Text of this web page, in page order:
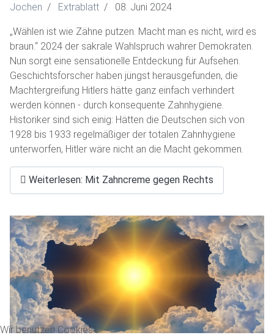
Jochen Extrablatt 08. Juni 2024
„Wählen ist wie Zähne putzen. Macht man es nicht, wird es
braun.“ 2024 der sakrale Wahlspruch wahrer Demokraten.
Nun sorgt eine sensationelle Entdeckung für Aufsehen.
Geschichtsforscher haben jüngst herausgefunden, die
Machtergreifung Hitlers hätte ganz einfach verhindert
werden können - durch konsequente Zahnhygiene.
Historiker sind sich einig: Hätten die Deutschen sich von
1928 bis 1933 regelmäßiger der totalen Zahnhygiene
unterworfen, Hitler wäre nicht an die Macht gekommen.
Weiterlesen: Mit Zahncreme gegen Rechts
Wir benutzen Cookies